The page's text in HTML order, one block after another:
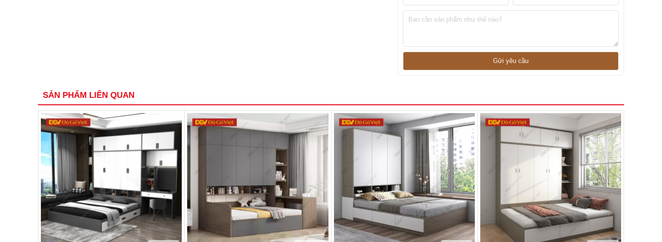
SẢN PHẨM LIÊN QUAN